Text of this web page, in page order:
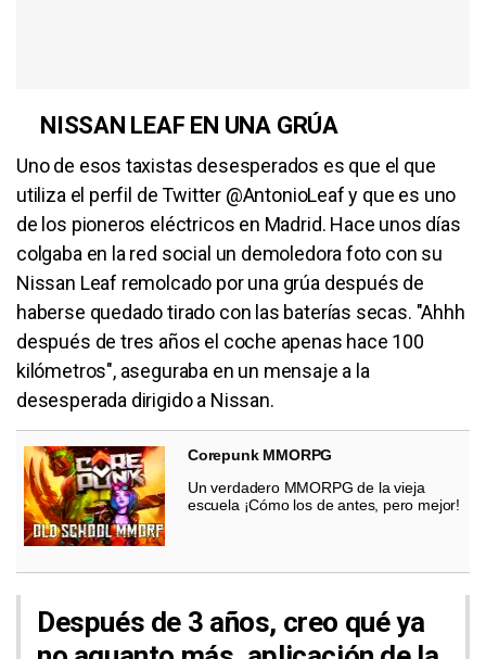
NISSAN LEAF EN UNA GRÚA
Uno de esos taxistas desesperados es que el que
utiliza el perfil de Twitter @AntonioLeaf y que es uno
de los pioneros eléctricos en Madrid. Hace unos días
colgaba en la red social un demoledora foto con su
Nissan Leaf remolcado por una grúa después de
haberse quedado tirado con las baterías secas. "Ahhh
después de tres años el coche apenas hace 100
kilómetros", aseguraba en un mensaje a la
desesperada dirigido a Nissan.
Corepunk MMORPG
Un verdadero MMORPG de la vieja
escuela ¡Cómo los de antes, pero mejor!
Después de 3 años, creo qué ya